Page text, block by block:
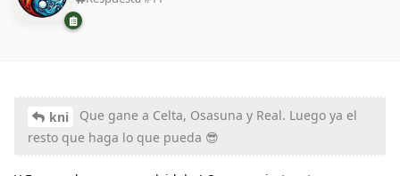
kni
Que gane a Celta, Osasuna y Real. Luego ya el
resto que haga lo que pueda 😎